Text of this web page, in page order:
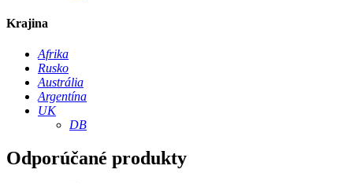
Krajina
Afrika
Rusko
Austrália
Argentína
UK
DB
Odporúčané produkty